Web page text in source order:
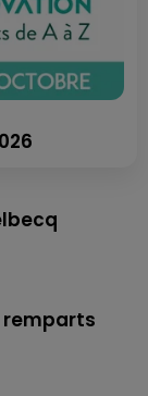
remparts